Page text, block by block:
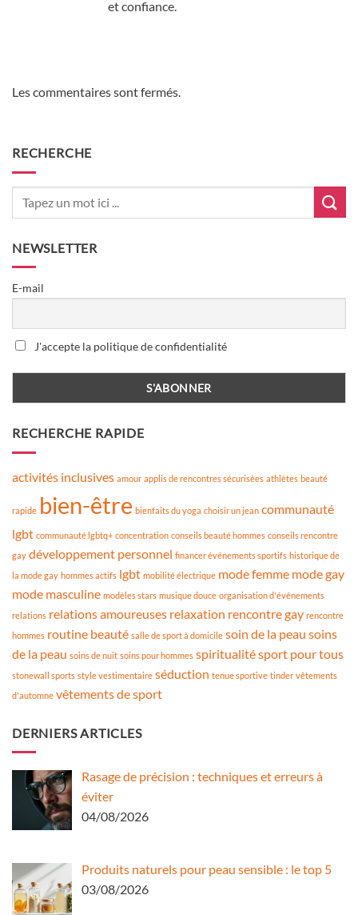
et confiance.
Les commentaires sont fermés.
RECHERCHE
NEWSLETTER
E-mail
J'accepte la politique de confidentialité
RECHERCHE RAPIDE
activités inclusives amour applis de rencontres sécurisées athlètes beauté
rapide bien-être bienfaits du yoga choisir un jean communauté
lgbt communauté lgbtq+ concentration conseils beauté hommes conseils rencontre
gay développement personnel financer événements sportifs historique de
la mode gay hommes actifs lgbt mobilité électrique mode femme mode gay
mode masculine modèles stars musique douce organisation d'événements
relations relations amoureuses relaxation rencontre gay rencontre
hommes routine beauté salle de sport à domicile soin de la peau soins
de la peau soins de nuit soins pour hommes spiritualitésport pour tous
stonewall sports style vestimentaire séduction tenue sportive tinder vêtements
d'automne vêtements de sport
DERNIERS ARTICLES
Rasage de précision : techniques et erreurs à
éviter
04/08/2026
Produits naturels pour peau sensible : le top 5
03/08/2026